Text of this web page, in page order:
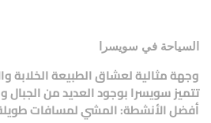
السياحة في سويسرا
وجهة مثالية لعشاق الطبيعة الخلابة
تتميز سويسرا بوجود العديد من الجبال
أفضل الأنشطة: المشي لمسافات طويلة،